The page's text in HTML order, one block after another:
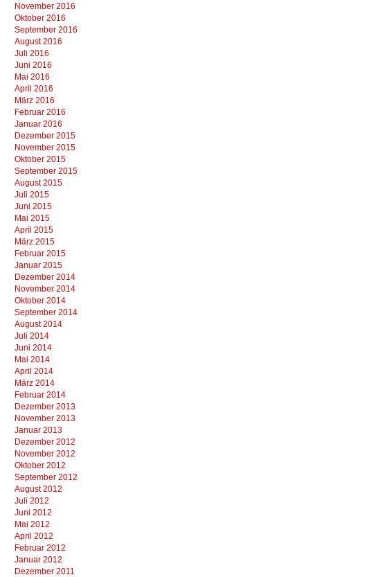
November 2016
Oktober 2016
September 2016
August 2016
Juli 2016
Juni 2016
Mai 2016
April 2016
März 2016
Februar 2016
Januar 2016
Dezember 2015
November 2015
Oktober 2015
September 2015
August 2015
Juli 2015
Juni 2015
Mai 2015
April 2015
März 2015
Februar 2015
Januar 2015
Dezember 2014
November 2014
Oktober 2014
September 2014
August 2014
Juli 2014
Juni 2014
Mai 2014
April 2014
März 2014
Februar 2014
Dezember 2013
November 2013
Januar 2013
Dezember 2012
November 2012
Oktober 2012
September 2012
August 2012
Juli 2012
Juni 2012
Mai 2012
April 2012
Februar 2012
Januar 2012
Dezember 2011